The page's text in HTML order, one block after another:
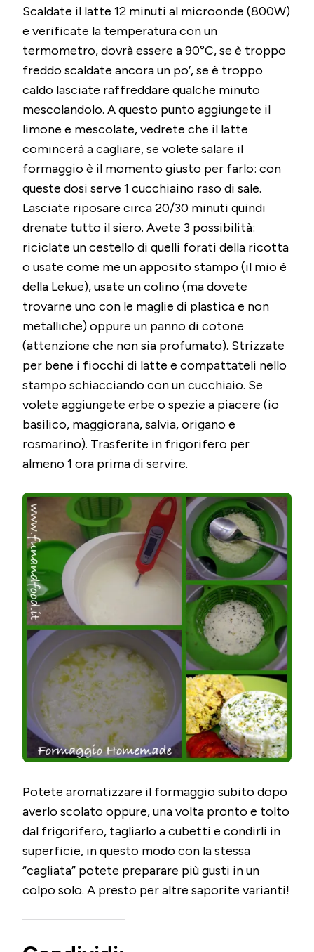
Scaldate il latte 12 minuti al microonde (800W)
e verificate la temperatura con un
termometro, dovrà essere a 90°C, se è troppo
freddo scaldate ancora un po’, se è troppo
caldo lasciate raffreddare qualche minuto
mescolandolo. A questo punto aggiungete il
limone e mescolate, vedrete che il latte
comincerà a cagliare, se volete salare il
formaggio è il momento giusto per farlo: con
queste dosi serve 1 cucchiaino raso di sale.
Lasciate riposare circa 20/30 minuti quindi
drenate tutto il siero. Avete 3 possibilità:
riciclate un cestello di quelli forati della ricotta
o usate come me un apposito stampo (il mio è
della Lekue), usate un colino (ma dovete
trovarne uno con le maglie di plastica e non
metalliche) oppure un panno di cotone
(attenzione che non sia profumato). Strizzate
per bene i fiocchi di latte e compattateli nello
stampo schiacciando con un cucchiaio. Se
volete aggiungete erbe o spezie a piacere (io
basilico, maggiorana, salvia, origano e
rosmarino). Trasferite in frigorifero per
almeno 1 ora prima di servire.
Potete aromatizzare il formaggio subito dopo
averlo scolato oppure, una volta pronto e tolto
dal frigorifero, tagliarlo a cubetti e condirli in
superficie, in questo modo con la stessa
“cagliata” potete preparare più gusti in un
colpo solo. A presto per altre saporite varianti!